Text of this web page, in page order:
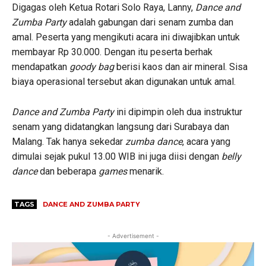
Digagas oleh Ketua Rotari Solo Raya, Lanny, Dance and
Zumba Partyadalah gabungan dari senam zumba dan
amal. Peserta yang mengikuti acara ini diwajibkan untuk
membayar Rp 30.000. Dengan itu peserta berhak
mendapatkan goody bagberisi kaos dan air mineral. Sisa
biaya operasional tersebut akan digunakan untuk amal.
Dance and Zumba Partyini dipimpin oleh dua instruktur
senam yang didatangkan langsung dari Surabaya dan
Malang. Tak hanya sekedar zumba dance, acara yang
dimulai sejak pukul 13.00 WIB ini juga diisi dengan belly
dancedan beberapa gamesmenarik.
TAGS DANCE AND ZUMBA PARTY
- Advertisement -